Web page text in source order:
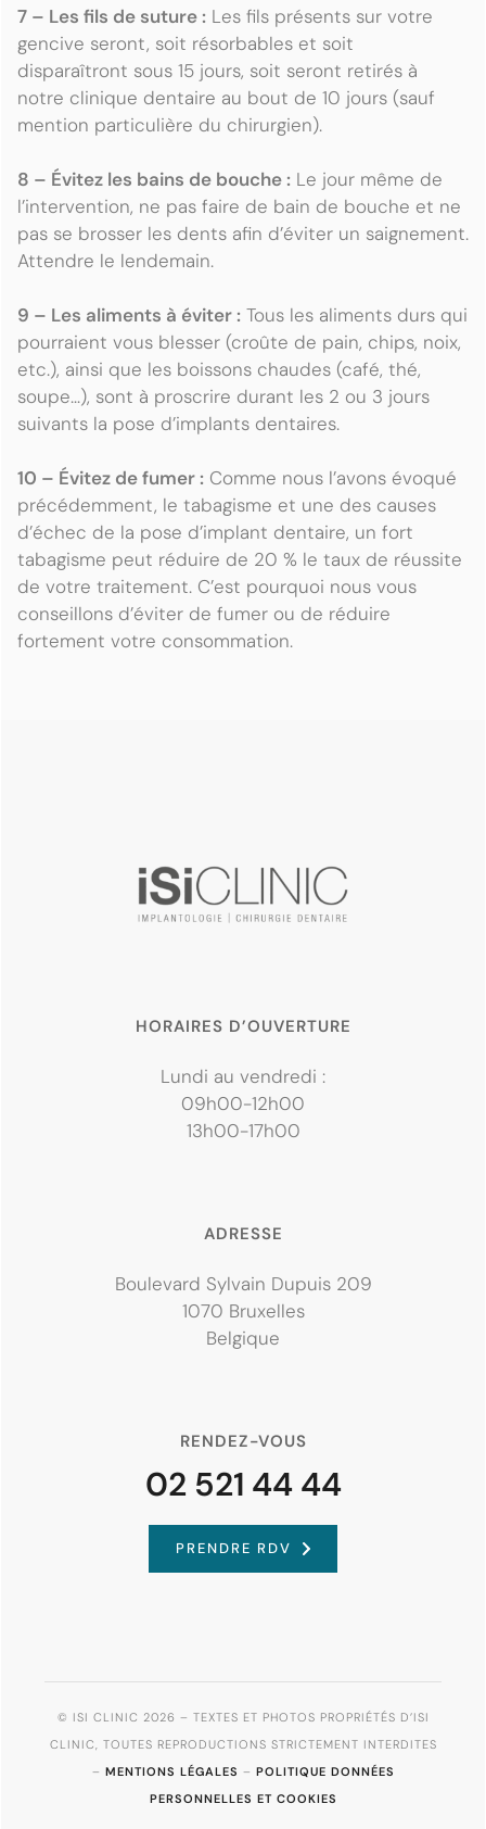
7 – Les fils de suture : Les fils présents sur votre
gencive seront, soit résorbables et soit
disparaîtront sous 15 jours, soit seront retirés à
notre clinique dentaire au bout de 10 jours (sauf
mention particulière du chirurgien).
8 – Évitez les bains de bouche : Le jour même de
l’intervention, ne pas faire de bain de bouche et ne
pas se brosser les dents afin d’éviter un saignement.
Attendre le lendemain.
9 – Les aliments à éviter : Tous les aliments durs qui
pourraient vous blesser (croûte de pain, chips, noix,
etc.), ainsi que les boissons chaudes (café, thé,
soupe…), sont à proscrire durant les 2 ou 3 jours
suivants la pose d’implants dentaires.
10 – Évitez de fumer : Comme nous l’avons évoqué
précédemment, le tabagisme et une des causes
d’échec de la pose d’implant dentaire, un fort
tabagisme peut réduire de 20 % le taux de réussite
de votre traitement. C’est pourquoi nous vous
conseillons d’éviter de fumer ou de réduire
fortement votre consommation.
HORAIRES D’OUVERTURE
Lundi au vendredi :
09h00-12h00
13h00-17h00
ADRESSE
Boulevard Sylvain Dupuis 209
1070 Bruxelles
Belgique
RENDEZ-VOUS
02 521 44 44
PRENDRE RDV
© ISI CLINIC 2026 – TEXTES ET PHOTOS PROPRIÉTÉS D’ISI
CLINIC, TOUTES REPRODUCTIONS STRICTEMENT INTERDITES
– MENTIONS LÉGALES – POLITIQUE DONNÉES
PERSONNELLES ET COOKIES